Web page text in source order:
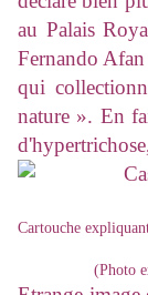
au Palais
Fernando
qui
nature ». En
Cartouche
(Photo